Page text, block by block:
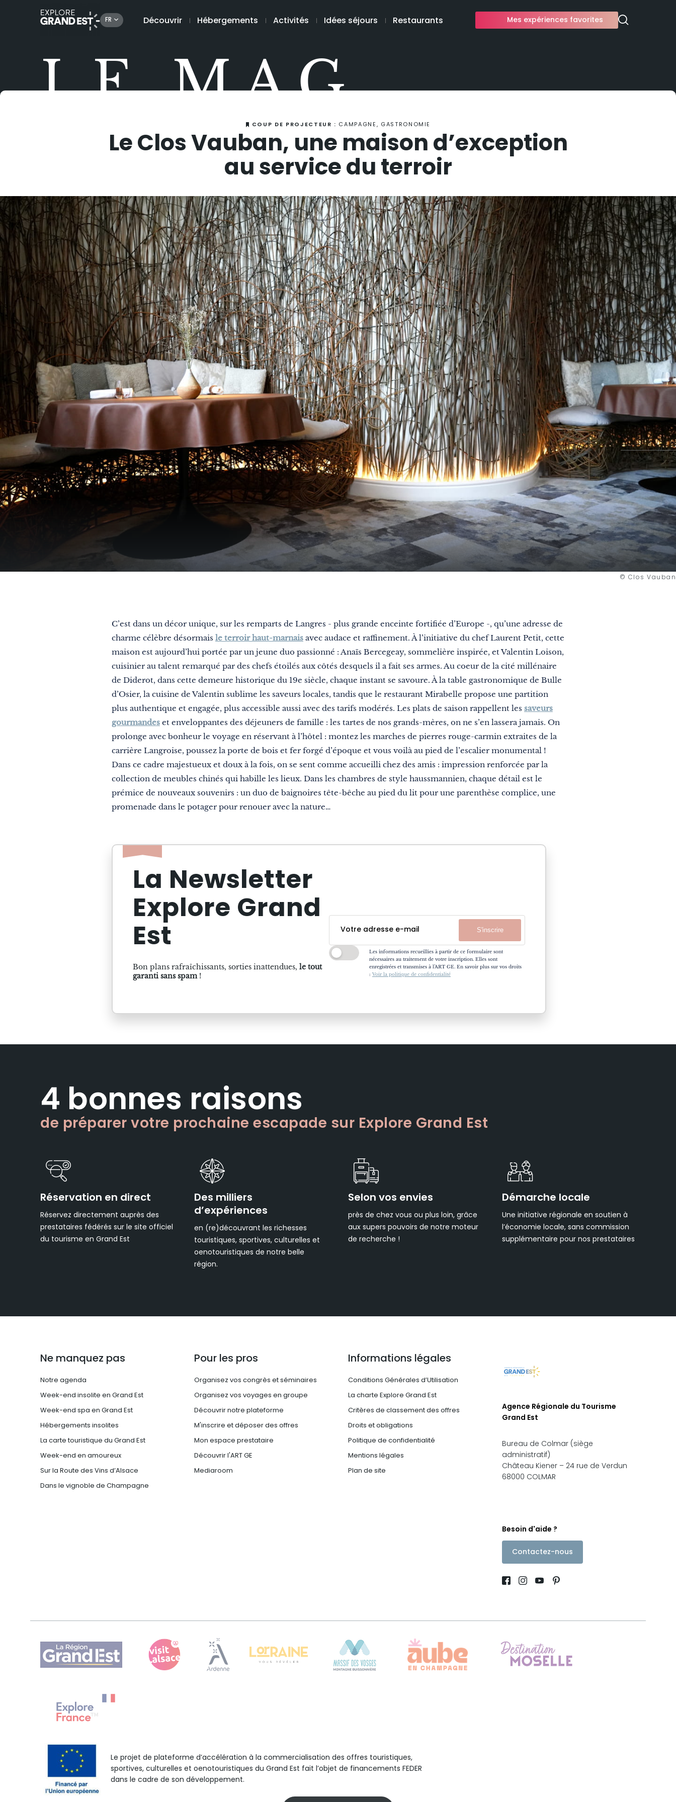
FR Découvrir Hébergements Activités Idées séjours Restaurants Mes expériences favorites
LE MAG
COUP DE PROJECTEUR : CAMPAGNE, GASTRONOMIE
Le Clos Vauban, une maison d’exception
au service du terroir
Formats
Culture et patrimoine
Voyage responsable
© Clos Vauban
C’est dans un décor unique, sur les remparts de Langres - plus grande enceinte fortifiée d’Europe -, qu’une adresse de
charme célèbre désormais le terroir haut-marnais avec audace et raffinement. À l’initiative du chef Laurent Petit, cette
maison est aujourd’hui portée par un jeune duo passionné : Anaïs Bercegeay, sommelière inspirée, et Valentin Loison,
cuisinier au talent remarqué par des chefs étoilés aux côtés desquels il a fait ses armes. Au coeur de la cité millénaire
de Diderot, dans cette demeure historique du 19e siècle, chaque instant se savoure. À la table gastronomique de Bulle
d’Osier, la cuisine de Valentin sublime les saveurs locales, tandis que le restaurant Mirabelle propose une partition
plus authentique et engagée, plus accessible aussi avec des tarifs modérés. Les plats de saison rappellent les saveurs
gourmandes et enveloppantes des déjeuners de famille : les tartes de nos grands-mères, on ne s’en lassera jamais. On
prolonge avec bonheur le voyage en réservant à l’hôtel : montez les marches de pierres rouge-carmin extraites de la
carrière Langroise, poussez la porte de bois et fer forgé d’époque et vous voilà au pied de l’escalier monumental !
Dans ce cadre majestueux et doux à la fois, on se sent comme accueilli chez des amis : impression renforcée par la
collection de meubles chinés qui habille les lieux. Dans les chambres de style haussmannien, chaque détail est le
prémice de nouveaux souvenirs : un duo de baignoires tête-bêche au pied du lit pour une parenthèse complice, une
promenade dans le potager pour renouer avec la nature…
La Newsletter
Explore Grand
Est
Bon plans rafraîchissants, sorties inattendues, le tout
garanti sans spam!
Les informations recueillies à partir de ce formulaire sont
nécessaires au traitement de votre inscription. Elles sont
enregistrées et transmises à l’ART GE. En savoir plus sur vos droits
: Voir la politique de confidentialité
S'inscrire
4 bonnes raisons
de préparer votre prochaine escapade sur Explore Grand Est
Réservation en direct
Réservez directement auprès des
prestataires fédérés sur le site officiel
du tourisme en Grand Est
Des milliers
d’expériences
en (re)découvrant les richesses
touristiques, sportives, culturelles et
oenotouristiques de notre belle
région.
Selon vos envies
près de chez vous ou plus loin, grâce
aux supers pouvoirs de notre moteur
de recherche !
Démarche locale
Une initiative régionale en soutien à
l’économie locale, sans commission
supplémentaire pour nos prestataires
Ne manquez pas
Notre agenda
Week-end insolite en Grand Est
Week-end spa en Grand Est
Hébergements insolites
La carte touristique du Grand Est
Week-end en amoureux
Sur la Route des Vins d’Alsace
Dans le vignoble de Champagne
Pour les pros
Organisez vos congrès et séminaires
Organisez vos voyages en groupe
Découvrir notre plateforme
M'inscrire et déposer des offres
Mon espace prestataire
Découvrir l'ART GE
Mediaroom
Informations légales
Conditions Générales d’Utilisation
La charte Explore Grand Est
Critères de classement des offres
Droits et obligations
Politique de confidentialité
Mentions légales
Plan de site
Agence Régionale du Tourisme
Grand Est
Bureau de Colmar (siège
administratif)
Château Kiener – 24 rue de Verdun
68000 COLMAR
Besoin d'aide ?
Contactez-nous
Le projet de plateforme d’accélération à la commercialisation des offres touristiques,
sportives, culturelles et oenotouristiques du Grand Est fait l’objet de financements FEDER
dans le cadre de son développement.